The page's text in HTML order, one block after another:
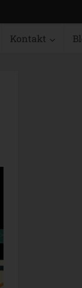
Kontakt